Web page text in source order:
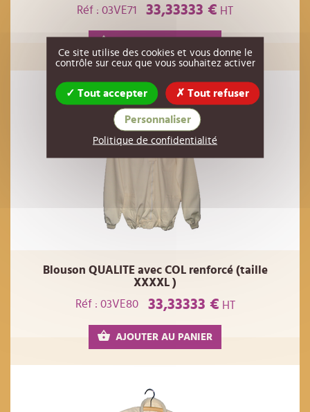
Réf : 03VE71 33,33333 € HT
Blouson QUALITE avec COL renforcé (taille
XXXXL )
Réf : 03VE80
33,33333 € HT
AJOUTER AU PANIER
Ce site utilise des cookies et vous donne le
contrôle sur ceux que vous souhaitez activer
Tout accepter Tout refuser
Personnaliser
Politique de confidentialité